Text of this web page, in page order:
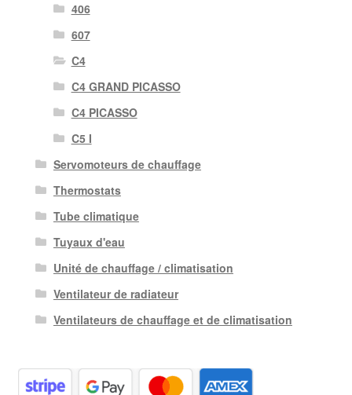
406
607
C4
C4 GRAND PICASSO
C4 PICASSO
C5 I
Servomoteurs de chauffage
Thermostats
Tube climatique
Tuyaux d'eau
Unité de chauffage / climatisation
Ventilateur de radiateur
Ventilateurs de chauffage et de climatisation